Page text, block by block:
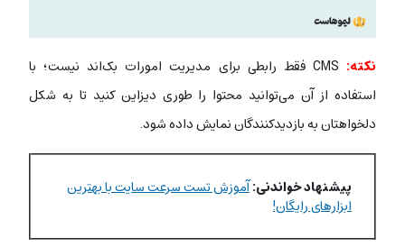
نکته:
CMS فقط رابطی برای مدیریت امورات بک‌اند نیست؛ با
استفاده از آن می‌توانید محتوا را طوری دیزاین کنید تا به شکل
دلخواهتان به بازدیدکنندگان نمایش داده شود.
پیشنهاد خواندنی:آموزش تست سرعت سایت با بهترین
ابزارهای رایگان!